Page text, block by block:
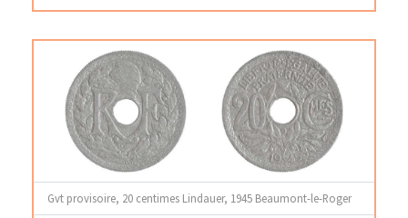
Gvt provisoire, 20 centimes Lindauer, 1945 Beaumont-le-Roger